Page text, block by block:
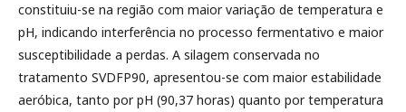
constituiu-se na região com maior variação de temperatura e
pH, indicando interferência no processo fermentativo e maior
susceptibilidade a perdas. A silagem conservada no
tratamento SVDFP90, apresentou-se com maior estabilidade
aeróbica, tanto por pH (90,37 horas) quanto por temperatura